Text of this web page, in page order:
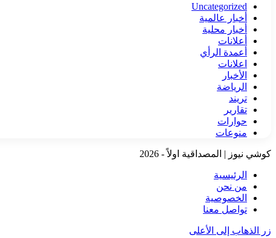
Uncategorized
أخبار عالمية
أخبار محلية
أعلانات
أعمدة الرأي
اعلانات
الأخبار
الرياضة
تريند
تقارير
حوارات
منوعات
كوشي نيوز | المصداقية اولاً - 2026
الرئيسية
من نحن
الخصوصية
تواصل معنا
زر الذهاب إلى الأعلى